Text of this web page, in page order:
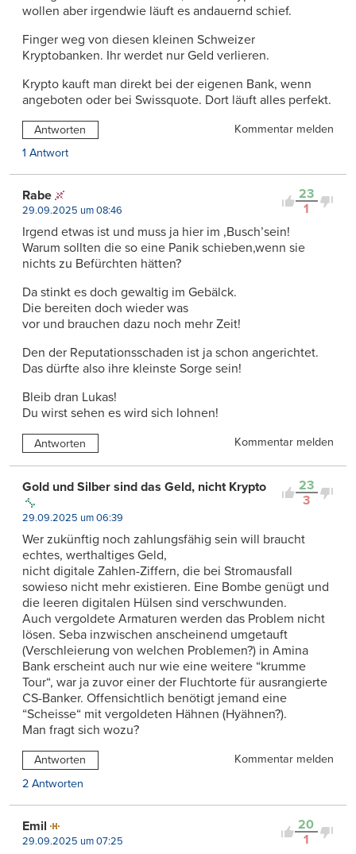
wollen aber irgendwie läuft es andauernd schief.
Finger weg von diesen kleinen Schweizer
Kryptobanken. Ihr werdet nur Geld verlieren.
Krypto kauft man direkt bei der eigenen Bank, wenn
angeboten oder bei Swissquote. Dort läuft alles perfekt.
Antworten
Kommentar melden
1 Antwort
23
1
Rabe
29.09.2025 um 08:46
Irgend etwas ist und muss ja hier im ,Busch’sein!
Warum sollten die so eine Panik schieben,wenn sie
nichts zu Befürchten hätten?
Da stinkt es doch gewaltig im Gebälck.
Die bereiten doch wieder was
vor und brauchen dazu noch mehr Zeit!
Den der Reputationsschaden ist ja schon angerichtet.
Das dürfte also ihre kleinste Sorge sein!
Bleib dran Lukas!
Du wirst sehen es wird sich lohnen!
Antworten Kommentar melden
23
3
Gold und Silber sind das Geld, nicht Krypto
29.09.2025 um 06:39
Wer zukünftig noch zahlungsfähig sein will braucht
echtes, werthaltiges Geld,
nicht digitale Zahlen-Ziffern, die bei Stromausfall
sowieso nicht mehr existieren. Eine Bombe genügt und
die leeren digitalen Hülsen sind verschwunden.
Auch vergoldete Armaturen werden das Problem nicht
lösen. Seba inzwischen anscheinend umgetauft
(Verschleierung von welchen Problemen?) in Amina
Bank erscheint auch nur wie eine weitere “krumme
Tour“, war ja zuvor einer der Fluchtorte für ausrangierte
CS-Banker. Offensichtlich benötigt jemand eine
“Scheisse“ mit vergoldeten Hähnen (Hyähnen?).
Man fragt sich wozu?
Antworten
Kommentar melden
2 Antworten
20
1
Emil
29.09.2025 um 07:25